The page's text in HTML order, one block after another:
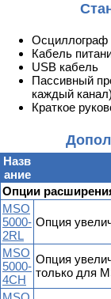
Осциллограф
Кабель
USB кабель
Пассивный
каждый канал)
Краткое
Назв
ание
Опции
MSO
5000-
2RL
Опция
MSO
5000-
4CH
Опция
только для